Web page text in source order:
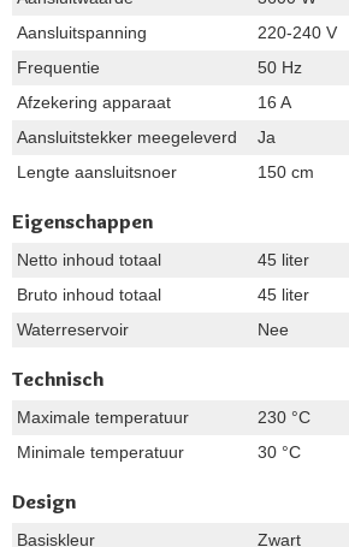
Aansluitspanning
220-240 V
Frequentie
50 Hz
Afzekering apparaat
16 A
Aansluitstekker meegeleverd
Ja
Lengte aansluitsnoer
150 cm
Eigenschappen
Netto inhoud totaal
45 liter
Bruto inhoud totaal
45 liter
Waterreservoir
Nee
Technisch
Maximale temperatuur
230 °C
Minimale temperatuur
30 °C
Design
Basiskleur
Zwart